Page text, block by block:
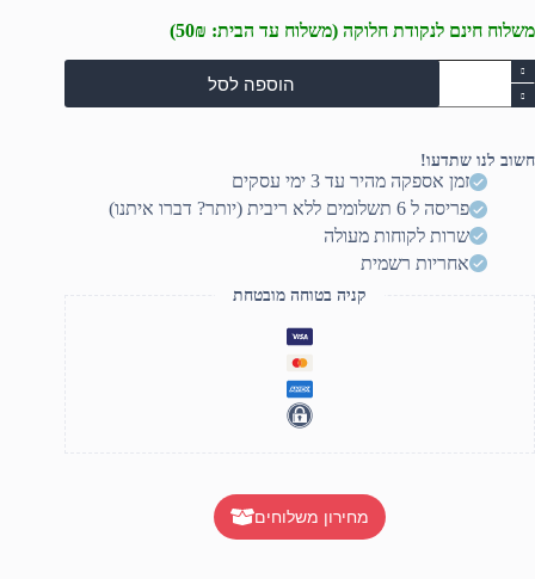
משלוח חינם לנקודת חלוקה (משלוח עד הבית: 50₪)
כמות
של
שולחן
Nordic
Zero
הוספה לסל
חשוב לנו שתדעו!
זמן אספקה מהיר עד 3 ימי עסקים
פריסה ל 6 תשלומים ללא ריבית (יותר? דברו איתנו)
שרות לקוחות מעולה
אחריות רשמית
קניה בטוחה מובטחת
מחירון משלוחים